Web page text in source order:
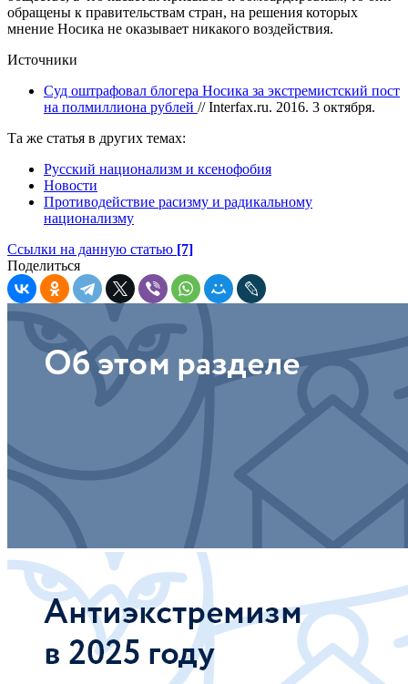
обращены к правительствам стран, на решения которых
мнение Носика не оказывает никакого воздействия.
Источники
Суд оштрафовал блогера Носика за экстремистский пост
на полмиллиона рублей // Interfax.ru. 2016. 3 октября.
Та же статья в других темах:
Русский национализм и ксенофобия
Новости
Противодействие расизму и радикальному
национализму
Ссылки на данную статью [7]
Поделиться